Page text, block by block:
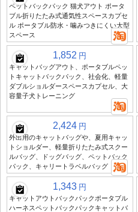
ペットバックパック 猫犬アウト ポータ
ブル折りたたみ式通気性スペースカプセ
ル ポータブル防水・噛みつきにくい大型
スペース
1,852 円
キャットバッグアウト、ポータブルペッ
トキャットバックパック、社会化、軽量
ダブルショルダースペースカプセル、大
容量子犬トレーニング
2,424 円
外出用のキャットバッグや、夏用キャッ
トショルダー、軽量折りたたみ式スクー
ルバッグ、ドッグバッグ、ペットバック
パック、キャリートラベルバッグ
1,343 円
キャットアウトバックパックポータブル
ハーネスペットバックパックキャットバ